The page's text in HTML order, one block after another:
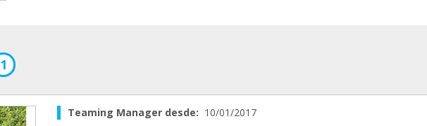
1
Teaming Manager desde: 10/01/2017